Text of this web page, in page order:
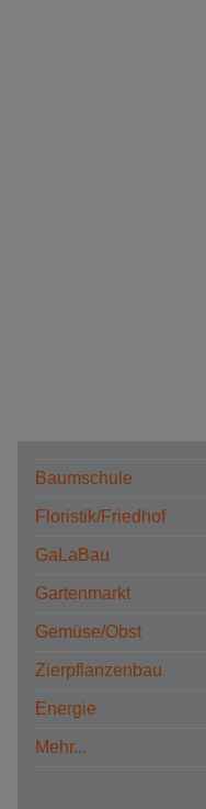
Baumschule
Floristik/Friedhof
GaLaBau
Gartenmarkt
Gemüse/Obst
Zierpflanzenbau
Energie
Mehr...